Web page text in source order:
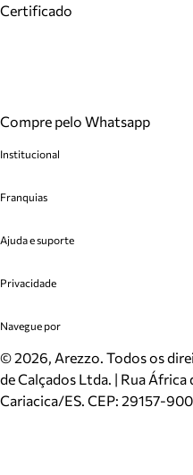
Certificado
Compre pelo Whatsapp
Institucional
Cashback
Venda Corporativa
Mapa do Site
Inverno
Mundo Arezzo
Franquias
Plano de Negócio
Ajuda e suporte
Cadastro
Meus Pedidos
Trocas e Devoluções
Cartão Presente
Localizador de lojas
Privacidade
Politica e Privacidade
Navegue por
Sapatos
Bolsas
Scarpins
©2026, Arezzo. Todos os
de Calçados Ltda. | Rua
Cariacica/ES. CEP: 29157-